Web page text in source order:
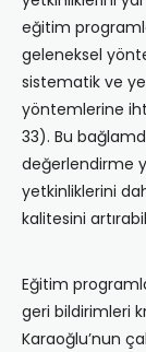
eğitim
geleneksel
sistematik ve
yöntemlerine
33). Bu
değerlendirme
yetkinliklerini
kalitesini
Eğitim
geri bildirimleri
Karaoğlu’nun